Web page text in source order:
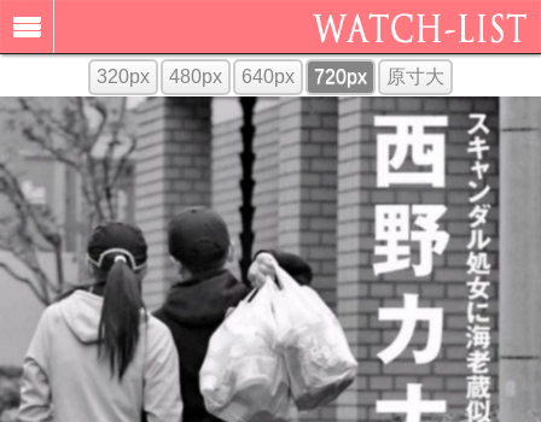
320px 480px 640px 720px 原寸大